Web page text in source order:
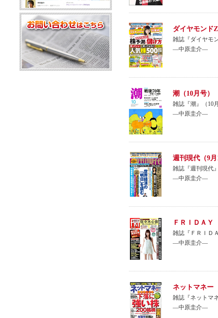
ダイヤモンド
雑誌『ダイヤモ
―中原圭介―
潮（10月号）
雑誌『潮』（10
―中原圭介―
週刊現代（9
雑誌『週刊現代
―中原圭介―
ＦＲＩＤＡＹ
雑誌『ＦＲＩＤ
―中原圭介―
ネットマネー
雑誌『ネットマ
―中原圭介―